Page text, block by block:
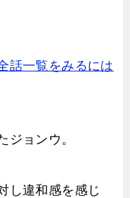
話一覧をみるには
ジョンウ。
し違和感を感じ